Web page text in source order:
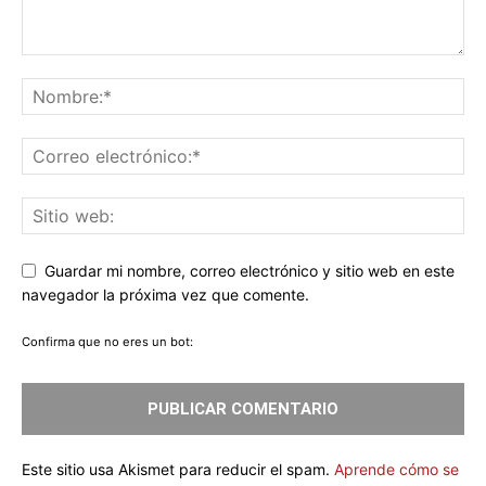
Guardar mi nombre, correo electrónico y sitio web en este
navegador la próxima vez que comente.
Confirma que no eres un bot:
Este sitio usa Akismet para reducir el spam. Aprende cómo se